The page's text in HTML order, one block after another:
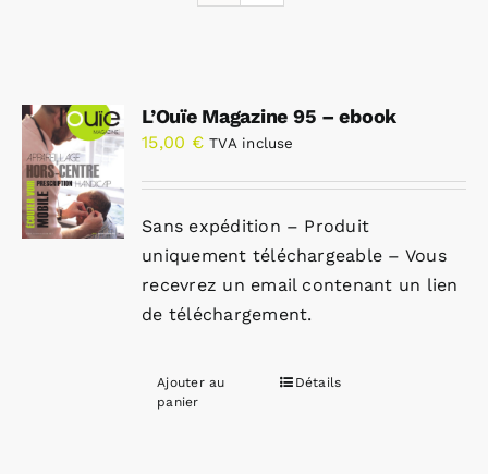
Annonces emploi
L’Ouïe Magazine 95 – ebook
15,00 € TVA incluse
Sans expédition – Produit
uniquement téléchargeable – Vous
recevrez un email contenant un lien
de téléchargement.
Ajouter au
panier
Détails